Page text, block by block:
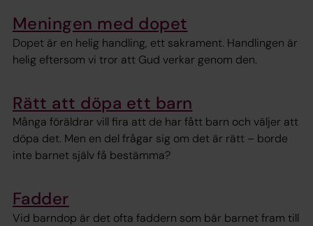
Meningen med dopet
Dopet är en helig handling, ett sakrament. Handlingen är
helig eftersom vi tror att Gud verkar genom den.
Rätt att döpa ett barn
Många föräldrar vill fira att de har fått barn och väljer att
döpa det. Men en del frågar sig om det är rätt – borde
inte barnet själv få bestämma?
Fadder
Vid barndop är det ofta faddern som bär barnet fram till